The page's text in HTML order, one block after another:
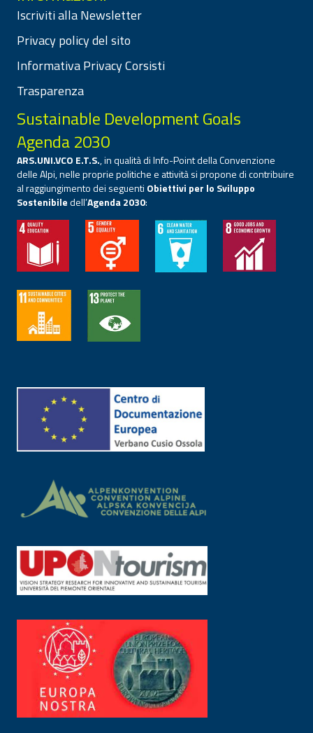
Iscriviti alla Newsletter
Privacy policy del sito
Informativa Privacy Corsisti
Trasparenza
Sustainable Development Goals
Agenda 2030
ARS.UNI.VCO E.T.S., in qualità di Info-Point della Convenzione
delle Alpi, nelle proprie politiche e attività si propone di contribuire
al raggiungimento dei seguenti Obiettivi per lo Sviluppo
Sostenibiledell’Agenda 2030: